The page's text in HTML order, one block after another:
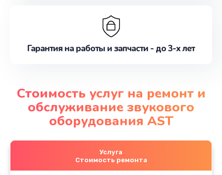
Гарантия на работы и запчасти - до 3-х лет
Стоимость услуг на ремонт и
обслуживание звукового
оборудования AST
Услуга
Стоимость ремонта